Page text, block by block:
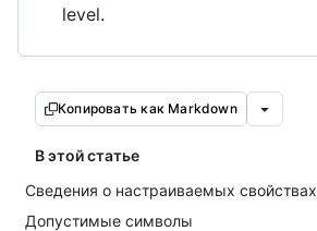
level.
Копировать как Markdown
В этой статье
Сведения о настраиваемых свойствах
Допустимые символы